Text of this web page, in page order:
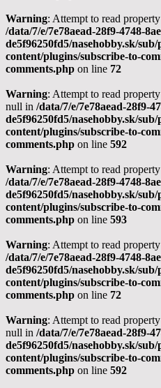
Warning: Attempt to read
/data/7/e/7e78aead-28f9-4748-
de5f96250fd5/nasehobby.sk/
content/plugins/subscribe-to-
comments.php on line 72
Warning: Attempt to read
null in /data/7/e/7e78aead-28f9-
de5f96250fd5/nasehobby.sk/
content/plugins/subscribe-to-
comments.php on line 592
Warning: Attempt to read
/data/7/e/7e78aead-28f9-4748-
de5f96250fd5/nasehobby.sk/
content/plugins/subscribe-to-
comments.php on line 593
Warning: Attempt to read
/data/7/e/7e78aead-28f9-4748-
de5f96250fd5/nasehobby.sk/
content/plugins/subscribe-to-
comments.php on line 72
Warning: Attempt to read
null in /data/7/e/7e78aead-28f9-
de5f96250fd5/nasehobby.sk/
content/plugins/subscribe-to-
comments.php on line 592